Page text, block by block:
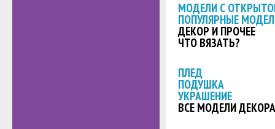
МОДЕЛИ С
ПОПУЛЯРНЫЕ
ДЕКОР И ПРОЧЕЕ
ЧТО ВЯЗАТЬ?
ПЛЕД
ПОДУШКА
УКРАШЕНИЕ
ВСЕ МОДЕЛИ ДЕКОРА